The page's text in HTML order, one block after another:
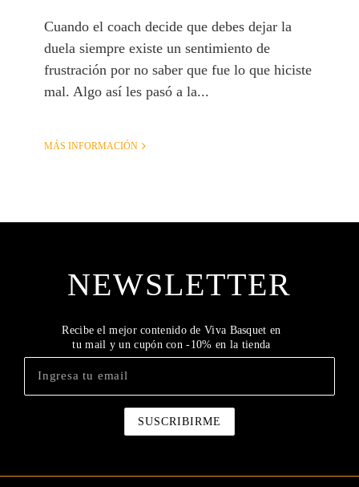
Cuando el coach decide que debes dejar la
duela siempre existe un sentimiento de
frustración por no saber que fue lo que hiciste
mal. Algo así les pasó a la...
MÁS INFORMACIÓN
NEWSLETTER
Recibe el mejor contenido de Viva Basquet en
tu mail y un cupón con -10% en la tienda